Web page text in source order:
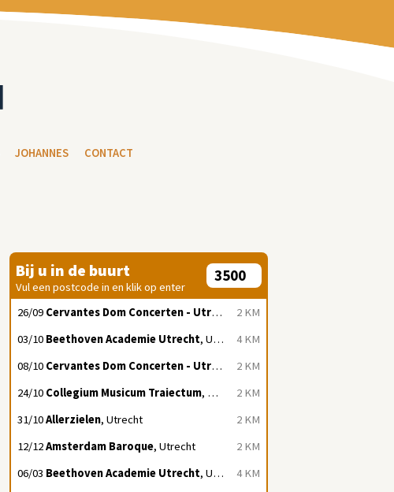
JOHANNES CONTACT
Bij u in de buurt
Vul een postcode in en klik op enter
2 KM
26/09 Cervantes Dom Concerten - Utrecht
, Utrecht
4 KM
03/10 Beethoven Academie Utrecht, Utrecht
2 KM
08/10 Cervantes Dom Concerten - Utrecht
, Utrecht
2 KM
24/10 Collegium Musicum Traiectum, Utrecht
2 KM
31/10Allerzielen, Utrecht
2 KM
12/12Amsterdam Baroque, Utrecht
4 KM
06/03 Beethoven Academie Utrecht, Utrecht